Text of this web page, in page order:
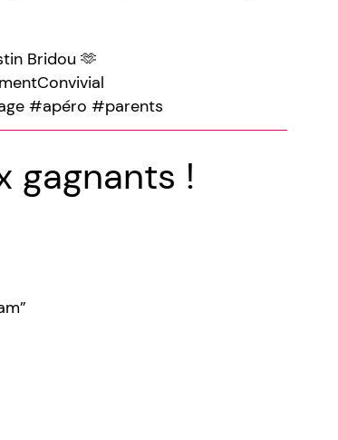
Bridou 🫶
#apéro #parents
gagnants !